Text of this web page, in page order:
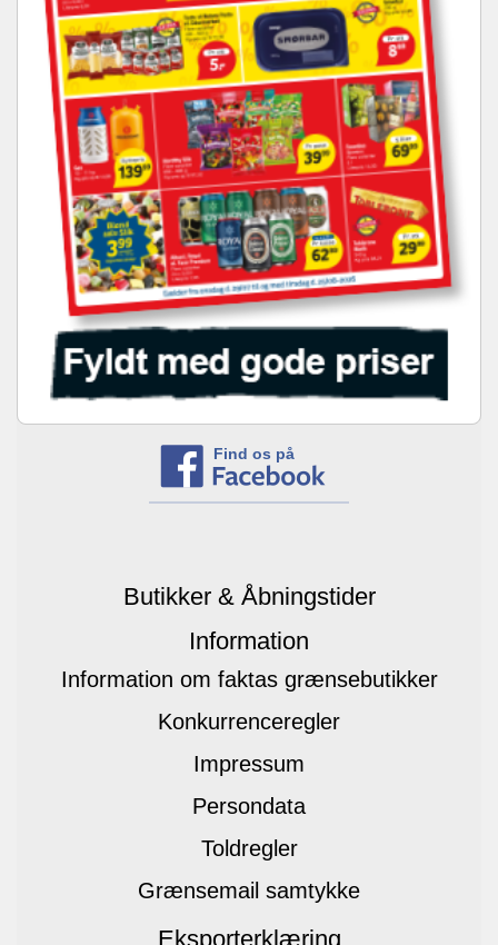
Find os på
Butikker & Åbningstider
Information
Information om faktas grænsebutikker
Konkurrenceregler
Impressum
Persondata
Toldregler
Grænsemail samtykke
Eksporterklæring